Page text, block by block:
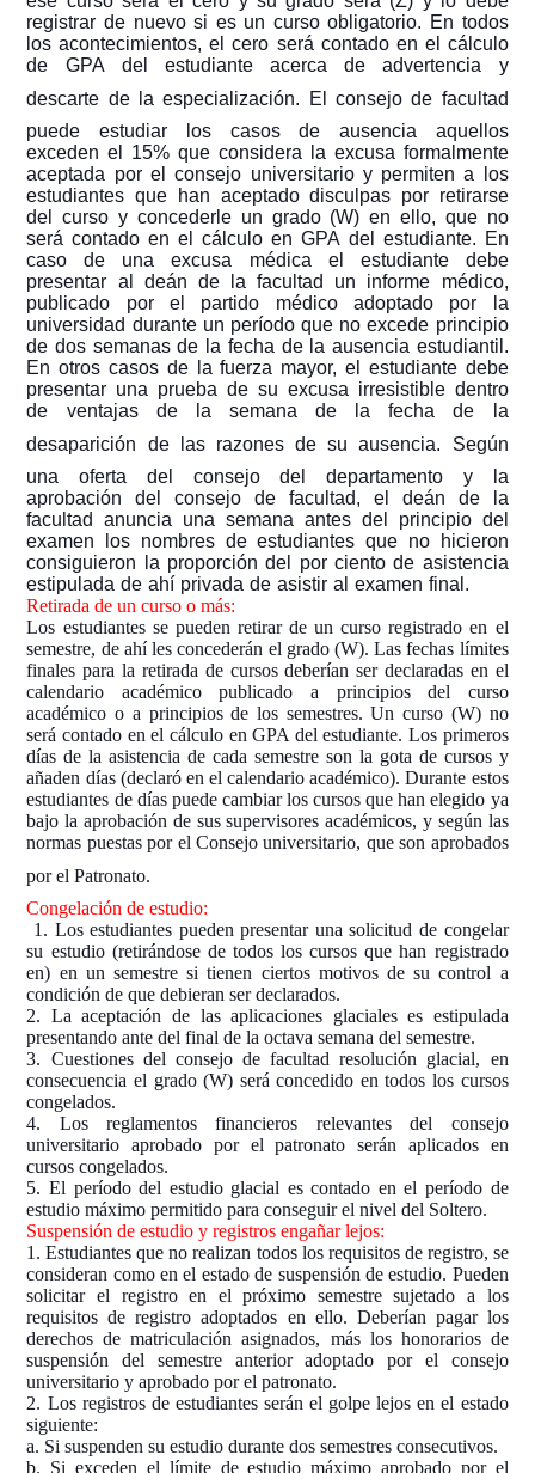
registrar de nuevo si es un curso obligatorio. En todos
los acontecimientos, el cero será contado en el cálculo
de GPA del estudiante acerca de advertencia y
descarte de la especialización. El consejo de facultad
puede estudiar los casos de ausencia aquellos
exceden el 15% que considera la excusa formalmente
aceptada por el consejo universitario y permiten a los
estudiantes que han aceptado disculpas por retirarse
del curso y concederle un grado (W) en ello, que no
será contado en el cálculo en GPA del estudiante. En
caso de una excusa médica el estudiante debe
presentar al deán de la facultad un informe médico,
publicado por el partido médico adoptado por la
universidad durante un período que no excede principio
de dos semanas de la fecha de la ausencia estudiantil.
En otros casos de la fuerza mayor, el estudiante debe
presentar una prueba de su excusa irresistible dentro
de ventajas de la semana de la fecha de la
desaparición de las razones de su ausencia. Según
una oferta del consejo del departamento y la
aprobación del consejo de facultad, el deán de la
facultad anuncia una semana antes del principio del
examen los nombres de estudiantes que no hicieron
consiguieron la proporción del por ciento de asistencia
estipulada de ahí privada de asistir al examen final.
Retirada de un curso o más:
Los estudiantes se pueden retirar de un curso registrado en el
semestre, de ahí les concederán el grado (W). Las fechas límites
finales para la retirada de cursos deberían ser declaradas en el
calendario académico publicado a principios del curso
académico o a principios de los semestres. Un curso (W) no
será contado en el cálculo en GPA del estudiante. Los primeros
días de la asistencia de cada semestre son la gota de cursos y
añaden días (declaró en el calendario académico). Durante estos
estudiantes de días puede cambiar los cursos que han elegido ya
bajo la aprobación de sus supervisores académicos, y según las
normas puestas por el Consejo universitario, que son aprobados
por el Patronato.
Congelación de estudio:
1. Los estudiantes pueden presentar una solicitud de congelar
su estudio (retirándose de todos los cursos que han registrado
en) en un semestre si tienen ciertos motivos de su control a
condición de que debieran ser declarados.
2. La aceptación de las aplicaciones glaciales es estipulada
presentando ante del final de la octava semana del semestre.
3. Cuestiones del consejo de facultad resolución glacial, en
consecuencia el grado (W) será concedido en todos los cursos
congelados.
4. Los reglamentos financieros relevantes del consejo
universitario aprobado por el patronato serán aplicados en
cursos congelados.
5. El período del estudio glacial es contado en el período de
estudio máximo permitido para conseguir el nivel del Soltero.
Suspensión de estudio y registros engañar lejos:
1. Estudiantes que no realizan todos los requisitos de registro, se
consideran como en el estado de suspensión de estudio. Pueden
solicitar el registro en el próximo semestre sujetado a los
requisitos de registro adoptados en ello. Deberían pagar los
derechos de matriculación asignados, más los honorarios de
suspensión del semestre anterior adoptado por el consejo
universitario y aprobado por el patronato.
2. Los registros de estudiantes serán el golpe lejos en el estado
siguiente:
a. Si suspenden su estudio durante dos semestres consecutivos.
b. Si exceden el límite de estudio máximo aprobado por el